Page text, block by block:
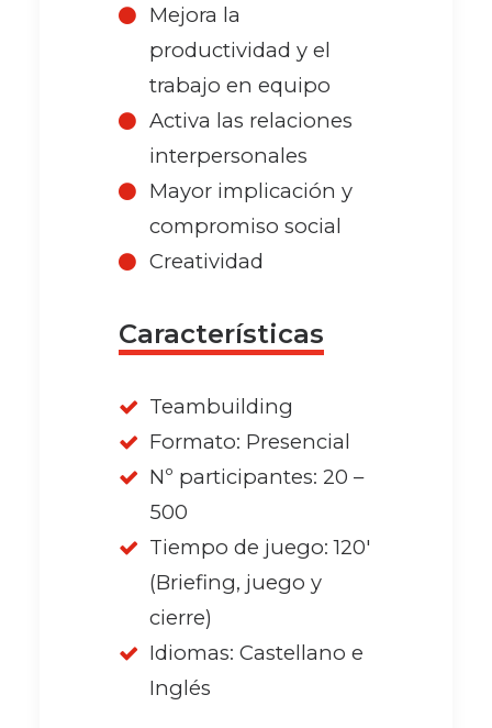
Mejora la
productividad y el
trabajo en equipo
Activa las relaciones
interpersonales
Mayor implicación y
compromiso social
Creatividad
Características
Teambuilding
Formato: Presencial
Nº participantes: 20 –
500
Tiempo de juego: 120'
(Briefing, juego y
cierre)
Idiomas: Castellano e
Inglés